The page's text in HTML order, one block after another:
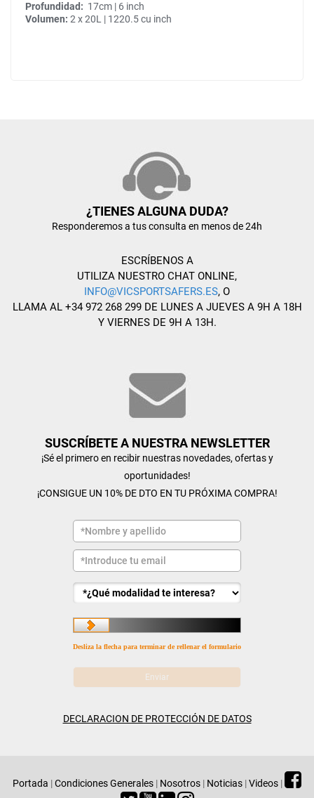
Profundidad: 17cm | 6 inch
Volumen: 2 x 20L | 1220.5 cu inch
¿TIENES ALGUNA DUDA?
Responderemos a tus consulta en menos de 24h
ESCRÍBENOS A
UTILIZA NUESTRO CHAT ONLINE,
INFO@VICSPORTSAFERS.ES, O
LLAMA AL +34 972 268 299 DE LUNES A JUEVES A 9H A 18H
Y VIERNES DE 9H A 13H.
SUSCRÍBETE A NUESTRA NEWSLETTER
¡Sé el primero en recibir nuestras novedades, ofertas y
oportunidades!
¡CONSIGUE UN 10% DE DTO EN TU PRÓXIMA COMPRA!
Desliza la flecha para terminar de rellenar el formulario
DECLARACION DE PROTECCIÓN DE DATOS
Portada |Condiciones Generales | Nosotros | Noticias |Videos |